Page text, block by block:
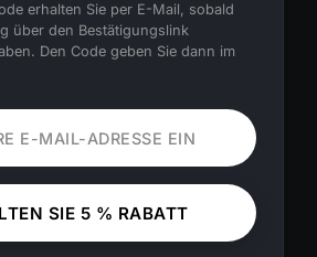
erhalten Sie per E-Mail, sobald
über den Bestätigungslink
Den Code geben Sie dann im
SIE 5 % RABATT